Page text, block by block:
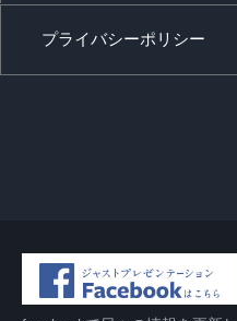
プライバシーポリシー